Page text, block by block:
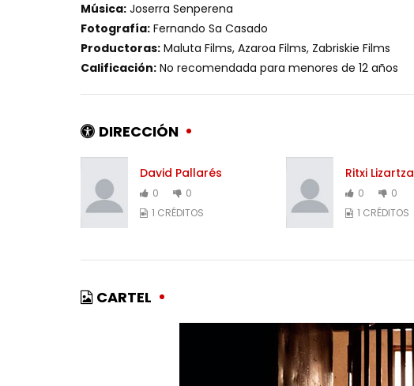
Música: Joserra Senperena
Fotografía: Fernando Sa Casado
Productoras: Maluta Films, Azaroa Films, Zabriskie Films
Calificación: No recomendada para menores de 12 años
DIRECCIÓN
David Pallarés
0
0
1 CRÉDITOS
Ritxi Lizartza
0
0
1 CRÉDITOS
CARTEL